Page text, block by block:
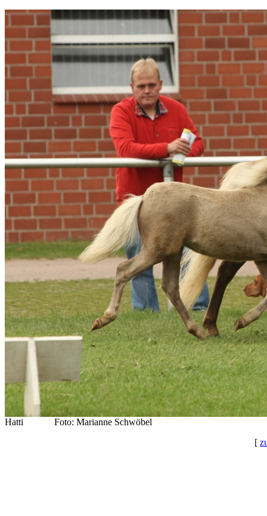
Hatti Foto: Marianne Schwöbel
[